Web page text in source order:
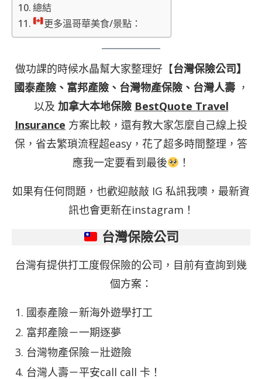
總結
更多溫哥華美食/景點：
做功課的時候水晶幫大家整理好【台灣保險公司】
國泰產險、富邦產險、台灣物產保險、台灣人壽，
以及 加拿大本地保險 BestQuote Travel
Insurance 方案比較，還有教大家怎麼自己線上投
保，省去繁瑣流程超easy，花了超多時間整理，答
應我一定要看到最後
！
如果有任何問題，也歡迎敲敲 IG 私訊我噢，最新資
訊也會更新在instagram ！
台灣保險公司
台灣有提供打工度假保險的公司，目前有查詢到幾
個方案：
國泰產險－新海外遊學打工
富邦產險－一期逐夢
台灣物產保險－壯遊險
台灣人壽－平安call call 卡！